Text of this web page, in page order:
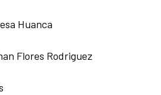
Huanca
Flores Rodriguez